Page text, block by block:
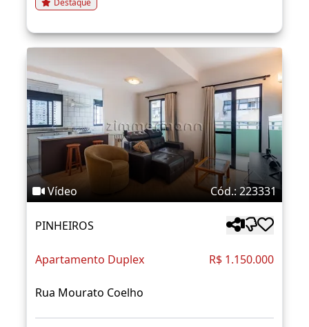
Destaque
Vídeo Cód.: 223331
PINHEIROS
Apartamento Duplex R$ 1.150.000
Rua Mourato Coelho